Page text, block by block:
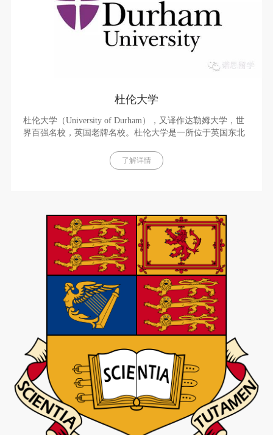
杜伦大学
杜伦大学（University of Durham），又译作达勒姆大学，世
界百强名校，英国老牌名校。杜伦大学是一所位于英国东北
津大学同为传统学院制的英国联邦制大学，这三所学校是英
格兰地区最古老的古典大学，统称“doxbridge”。杜伦大学也
了解详情